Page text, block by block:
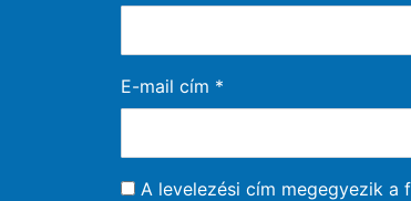
E-mail cím *
A levelezési cím megegyezik a